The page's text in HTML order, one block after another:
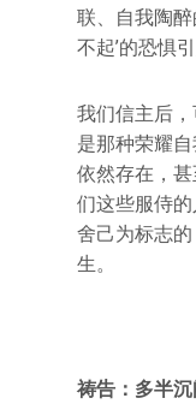
联、自我陶醉
不起’的恐惧
我们信主后
是那种荣耀
依然存在，
们这些服侍
舍己为标志
生。
祷告：多半